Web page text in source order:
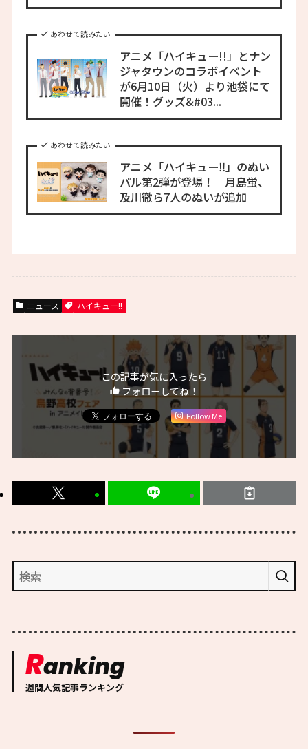
あわせて読みたい
アニメ「ハイキュー!!」とナン
ジャタウンのコラボイベント
が6月10日（火）より池袋にて
開催！グッズ&#03...
あわせて読みたい
アニメ「ハイキュー‼」のぬい
パル第2弾が登場！ 月島蛍、
及川徹ら7人のぬいが追加
ニュース ハイキュー!!
この記事が気に入ったら
フォローしてね！
Follow Me
Ranking
週間人気記事ランキング